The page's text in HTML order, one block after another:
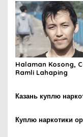
Halaman Kosong,
Ramli Lahaping
Казань куплю
Куплю наркотики